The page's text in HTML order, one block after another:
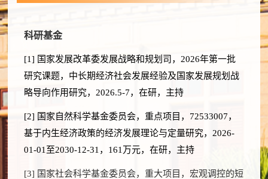
科研基金
[1] 国家发展改革委发展战略和规划司， 2026年第一批
研究课题，中长期经济社会发展经验及国家发展规划战
略导向作用研究， 2026.5-7，在研，主持
[2] 国家自然科学基金委员会，重点项目， 72533007，
基于内生经济政策的经济发展理论与定量研究， 2026-
01-01 至2030-12-31 ， 161 万元，在研，主持
[3] 国家社会科学基金委员会，重大项目， 宏观调控的短